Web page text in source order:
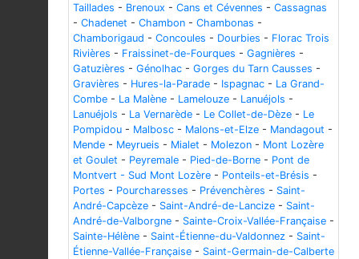
Taillades - Brenoux - Cans et Cévennes - Cassagnas
- Chadenet - Chambon - Chambonas -
Chamborigaud - Concoules - Dourbies - Florac Trois
Rivières - Fraissinet-de-Fourques - Gagnières -
Gatuzières - Génolhac - Gorges du Tarn Causses -
Gravières - Hures-la-Parade - Ispagnac - La Grand-
Combe - La Malène - Lamelouze - Lanuéjols -
Lanuéjols - La Vernarède - Le Collet-de-Dèze - Le
Pompidou - Malbosc - Malons-et-Elze - Mandagout -
Mende - Meyrueis - Mialet - Molezon - Mont Lozère
et Goulet - Peyremale - Pied-de-Borne - Pont de
Montvert - Sud Mont Lozère - Ponteils-et-Brésis -
Portes - Pourcharesses - Prévenchères - Saint-
André-Capcèze - Saint-André-de-Lancize - Saint-
André-de-Valborgne - Sainte-Croix-Vallée-Française -
Sainte-Hélène - Saint-Étienne-du-Valdonnez - Saint-
Étienne-Vallée-Française - Saint-Germain-de-Calberte